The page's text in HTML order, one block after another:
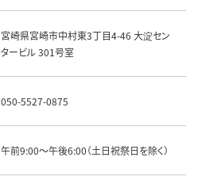
宮崎県宮崎市中村東3丁目4-46 大淀セン
タービル 301号室
050-5527-0875
午前9:00～午後6:00（土日祝祭日を除く）